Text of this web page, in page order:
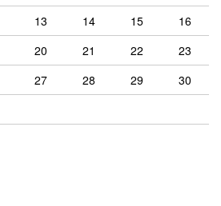
13 14 15
16
20 21 22
23
27 28 29
30